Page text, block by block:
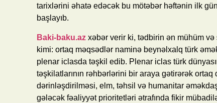
tarixlərini əhatə edəcək bu mötəbər həftənin ilk
başlayıb.
Baki-baku.az xəbər verir ki, tədbirin ən mühüm
kimi: ortaq məqsədlər naminə beynəlxalq türk
plenar iclasda təşkil edib. Plenar iclas türk
təşkilatlarının rəhbərlərini bir araya gətirərək
dərinləşdirilməsi, elm, təhsil və humanitar
gələcək fəaliyyət prioritetləri ətrafında fikir